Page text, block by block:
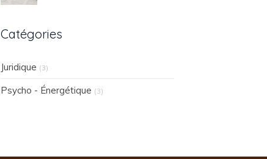
Catégories
Juridique (3)
Psycho - Énergétique (3)